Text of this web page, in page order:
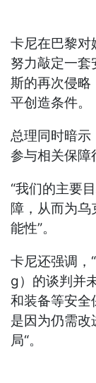
卡尼在巴黎对
努力敲定一套
斯的再次侵略
平创造条件。
总理同时暗示
参与相关保障
“我们的主要
障，从而为
能性”。
卡尼还强调
g）的谈判并
和装备等安全
是因为仍需改
局“。